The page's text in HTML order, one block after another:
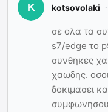
kotsovolaki
σε ολα τα
s7/edge το
συνθηκες
χαωδης.
δοκιμασει